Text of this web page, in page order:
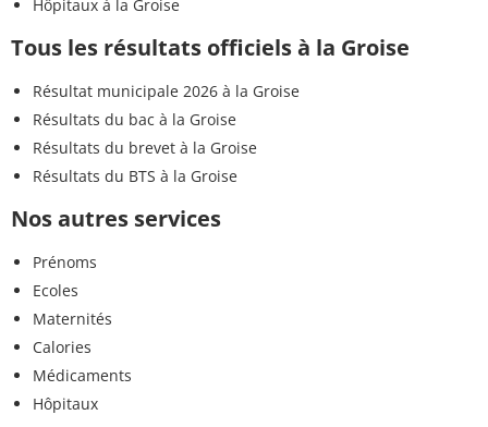
Hôpitaux à la Groise
Tous les résultats officiels à la Groise
Résultat municipale 2026 à la Groise
Résultats du bac à la Groise
Résultats du brevet à la Groise
Résultats du BTS à la Groise
Nos autres services
Prénoms
Ecoles
Maternités
Calories
Médicaments
Hôpitaux